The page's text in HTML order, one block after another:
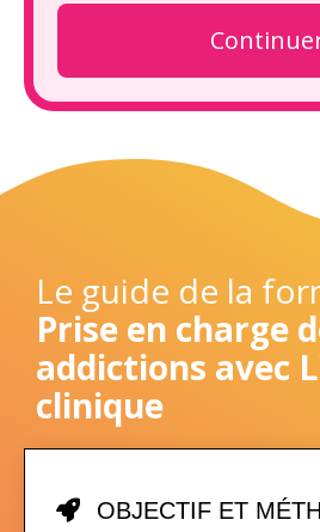
Le guide de la
Prise en charge
addictions avec
clinique
OBJECTIF ET